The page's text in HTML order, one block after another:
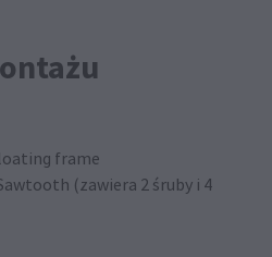
frame
(zawiera 2 śruby i 4